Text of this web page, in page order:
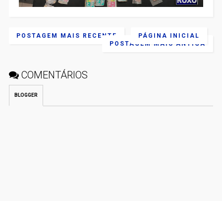
POSTAGEM MAIS RECENTE
POSTAGEM MAIS ANTIGA
PÁGINA INICIAL
COMENTÁRIOS
BLOGGER